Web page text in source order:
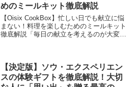
めのミールキット徹底解説
【Oisix CookBox】忙しい日でも献立に悩
まない！料理を楽しむためのミールキット
徹底解説「毎日の献立を考えるのが大変」
【決定版】ソウ・エクスペリエン
スの体験ギフトを徹底解説！大切